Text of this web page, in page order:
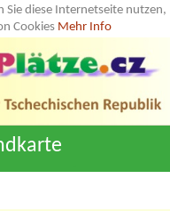
Sie diese Internetseite nutzen,
Cookies Mehr Info